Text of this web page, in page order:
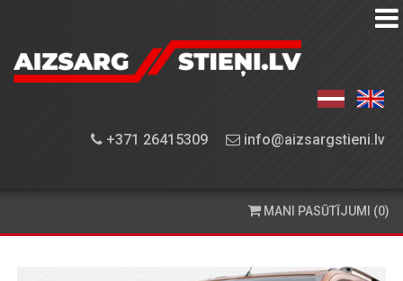
+371 26415309 info@aizsargstieni.lv
AIZSARGSTIEŅU
APRĪKOJUMA
PIEGĀDE
MANI PASŪTĪJUMI (0)